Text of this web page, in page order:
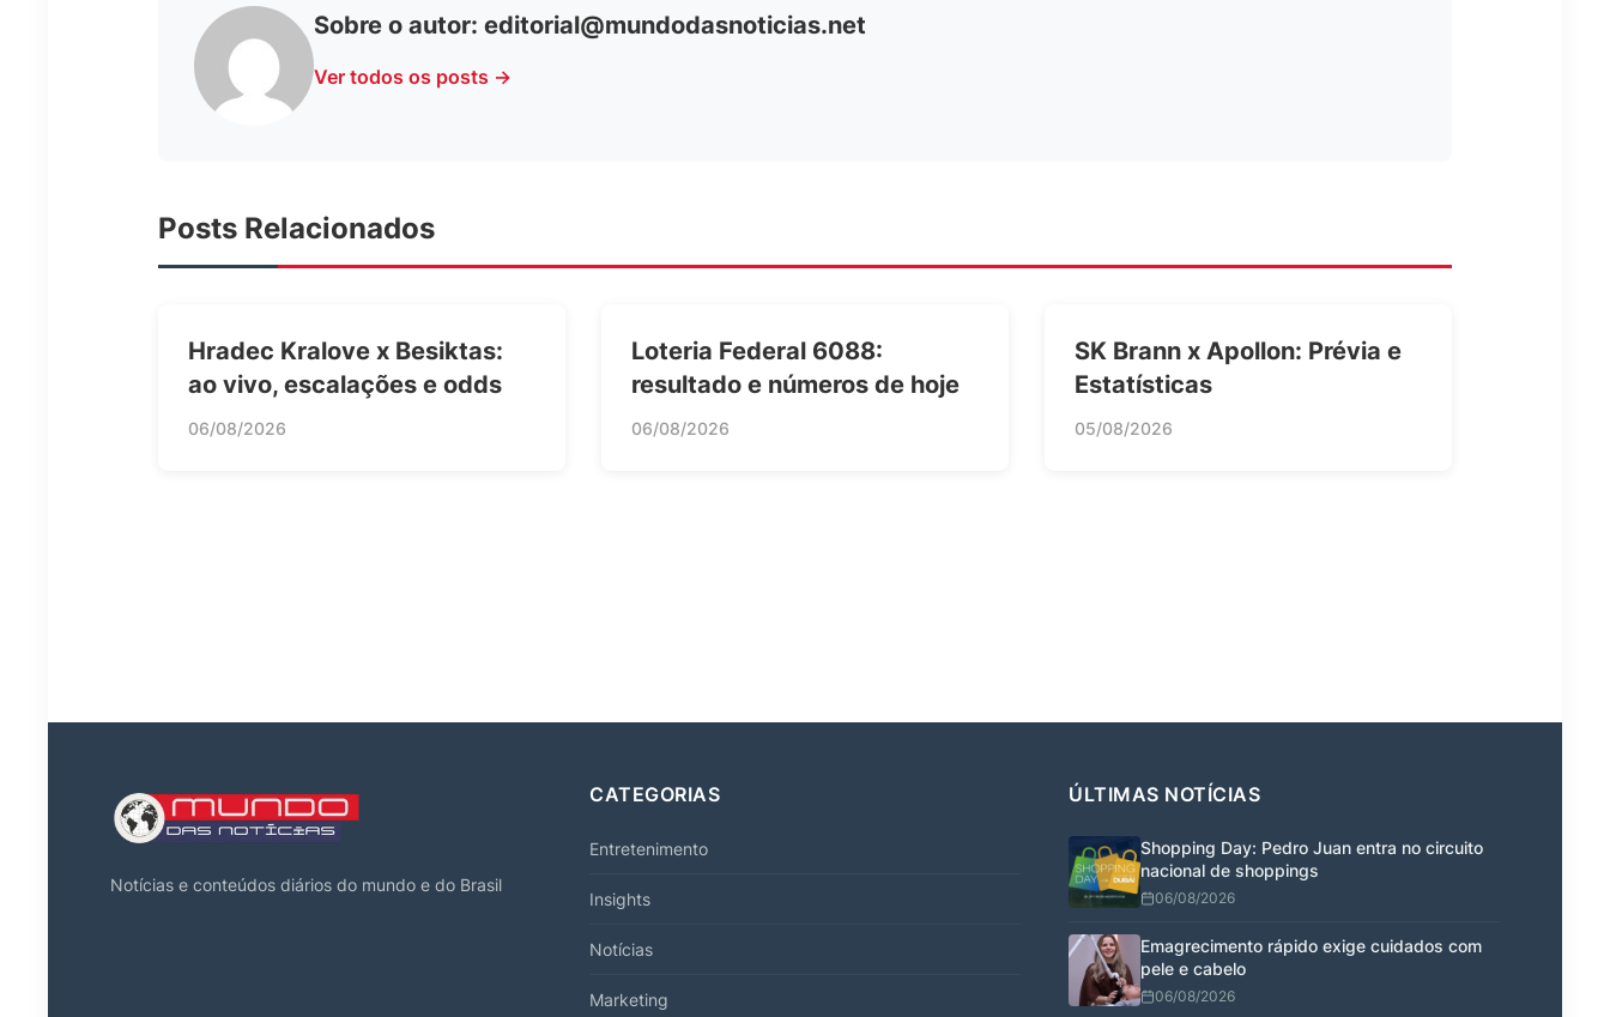
Sobre o autor: editorial@mundodasnoticias.net
Ver todos os posts →
Posts Relacionados
Hradec Kralove x Besiktas:
ao vivo, escalações e odds
06/08/2026
Loteria Federal 6088:
resultado e números de hoje
06/08/2026
SK Brann x Apollon: Prévia e
Estatísticas
05/08/2026
Notícias e conteúdos diários do mundo e do Brasil
CATEGORIAS
Entretenimento
Insights
Notícias
Marketing
ÚLTIMAS NOTÍCIAS
Shopping Day: Pedro Juan entra no circuito
nacional de shoppings
06/08/2026
Emagrecimento rápido exige cuidados com
pele e cabelo
06/08/2026